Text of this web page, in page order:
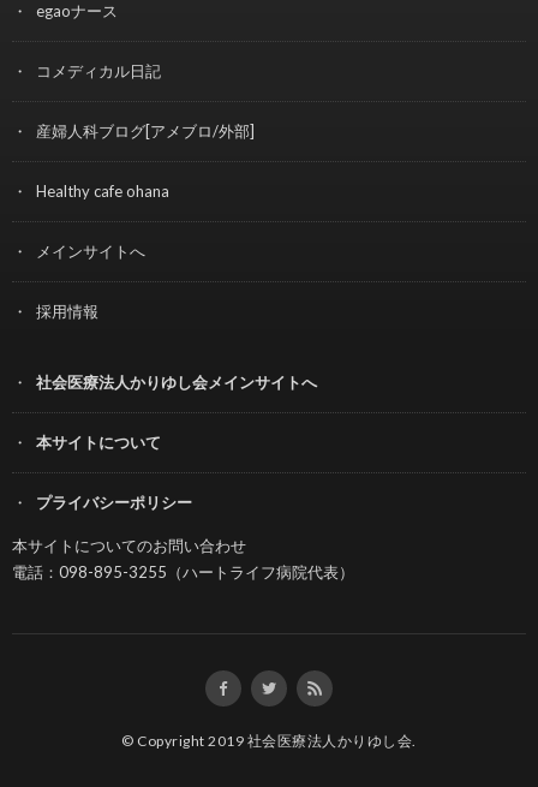
egaoナース
コメディカル日記
産婦人科ブログ[アメブロ/外部]
Healthy cafe ohana
メインサイトへ
採用情報
社会医療法人かりゆし会メインサイトへ
本サイトについて
プライバシーポリシー
本サイトについてのお問い合わせ
電話：098-895-3255（ハートライフ病院代表）
© Copyright 2019 社会医療法人かりゆし会